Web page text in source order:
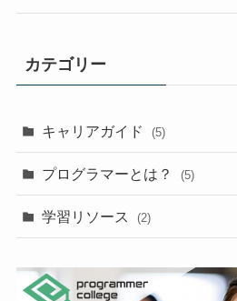
カテゴリー
キャリアガイド (5)
プログラマーとは？ (5)
学習リソース (2)